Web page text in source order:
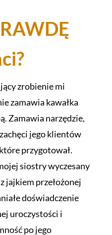
zrobienie mi
zamawia kawałka
Zamawia narzędzie,
jego klientów
przygotował.
siostry wyczesany
jajkiem przełożonej
doświadczenie
uroczystości i
po jego